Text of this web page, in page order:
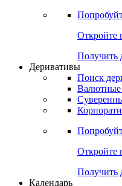
Откройте
Получить
Деривативы
Поиск
Валютные
Откройте
Получить
Календарь